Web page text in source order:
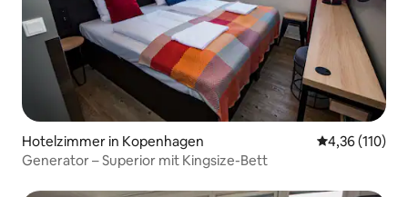
Hotelzimmer in Kopenhagen
4,36 (110)
Generator – Superior mit Kingsize-Bett